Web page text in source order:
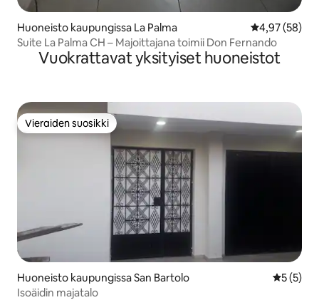
Huoneisto kaupungissa La Palma
4,97 (58)
Suite La Palma CH – Majoittajana toimii Don Fernando
Vuokrattavat yksityiset huoneistot
Vieraiden suosikki
Vieraiden suosikki
Huoneisto kaupungissa San Bartolo
5 (5)
Isoäidin majatalo